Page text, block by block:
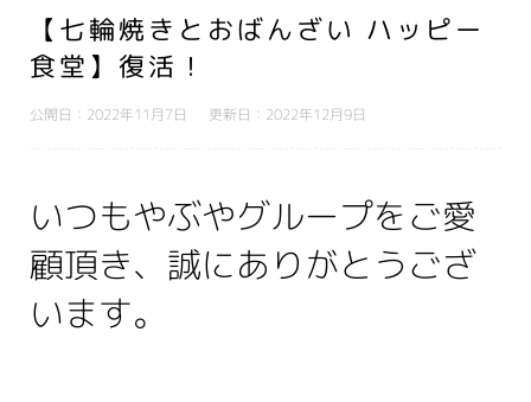
【七輪焼きとおばんざい ハッピー
食堂】復活！
公開日：2022年11月7日 更新日：2022年12月9日
いつもやぶやグループをご愛
顧頂き、誠にありがとうござ
います。